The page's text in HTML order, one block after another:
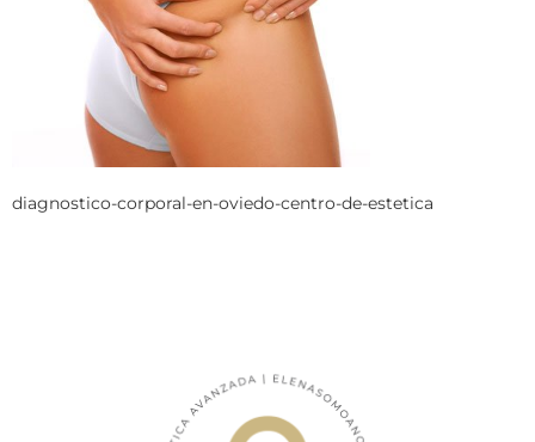
diagnostico-corporal-en-oviedo-centro-de-estetica